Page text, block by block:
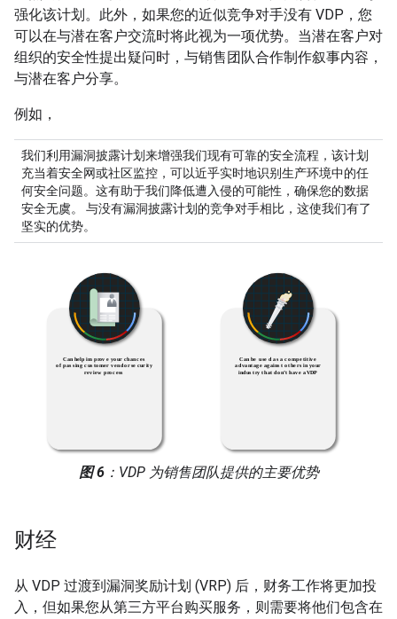
强化该计划。此外，如果您的近似竞争对手没有 VDP，您
可以在与潜在客户交流时将此视为一项优势。当潜在客户对
组织的安全性提出疑问时，与销售团队合作制作叙事内容，
与潜在客户分享。
例如，
我们利用漏洞披露计划来增强我们现有可靠的安全流程，该计划
充当着安全网或社区监控，可以近乎实时地识别生产环境中的任
何安全问题。这有助于我们降低遭入侵的可能性，确保您的数据
安全无虞。 与没有漏洞披露计划的竞争对手相比，这使我们有了
坚实的优势。
图 6：VDP 为销售团队提供的主要优势
财经
从 VDP 过渡到漏洞奖励计划 (VRP) 后，财务工作将更加投
入，但如果您从第三方平台购买服务，则需要将他们包含在